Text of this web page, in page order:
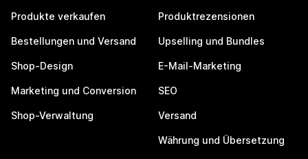
Produkte verkaufen
Bestellungen und Versand
Shop-Design
Marketing und Conversion
Shop-Verwaltung
Produktrezensionen
Upselling und Bundles
E-Mail-Marketing
SEO
Versand
Währung und Übersetzung